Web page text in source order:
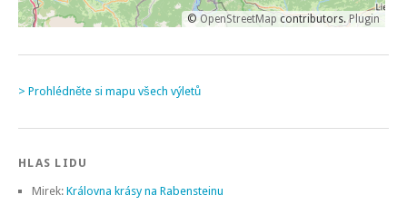
© OpenStreetMap contributors.Plugin
> Prohlédněte si mapu všech výletů
HLAS LIDU
Mirek: Královna krásy na Rabensteinu